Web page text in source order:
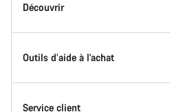
Canyon
Inside Canyon
L'innovation chez Canyon
Canyon Factory Racing
Découvrir
Evénements
Trouver les emplacements Canyon
Outils d’aide à l'achat
Trouvez votre Modèle
Service client